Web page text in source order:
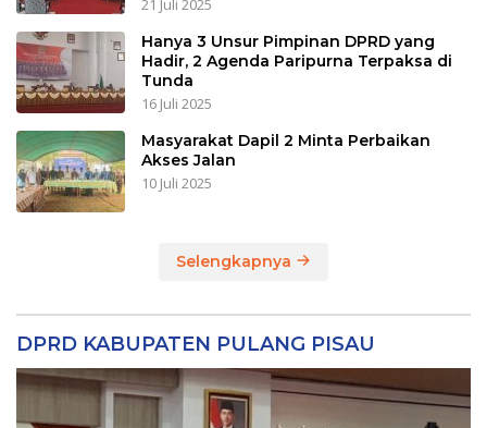
21 Juli 2025
Hanya 3 Unsur Pimpinan DPRD yang
Hadir, 2 Agenda Paripurna Terpaksa di
Tunda
16 Juli 2025
Masyarakat Dapil 2 Minta Perbaikan
Akses Jalan
10 Juli 2025
Selengkapnya
DPRD KABUPATEN PULANG PISAU